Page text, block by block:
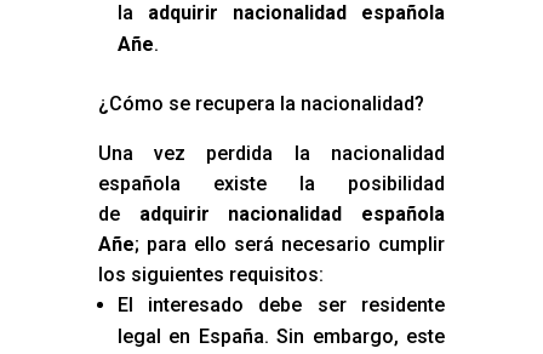
la adquirir nacionalidad española
Añe.
¿Cómo se recupera la nacionalidad?
Una vez perdida la nacionalidad
española existe la posibilidad
de adquirir nacionalidad española
Añe; para ello será necesario cumplir
los siguientes requisitos:
El interesado debe ser residente
legal en España. Sin embargo, este